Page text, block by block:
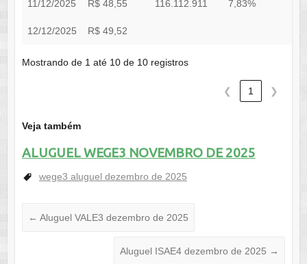
11/12/2025 R$ 48,55 116.112.911 7,83%
12/12/2025 R$ 49,52
Mostrando de 1 até 10 de 10 registros
❮ 1 ❯
Veja também
ALUGUEL WEGE3 NOVEMBRO DE 2025
wege3 aluguel dezembro de 2025
← Aluguel VALE3 dezembro de 2025
Aluguel ISAE4 dezembro de 2025 →